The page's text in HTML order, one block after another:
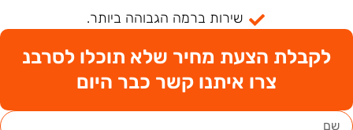
שירות ברמה הגבוהה ביותר.
לקבלת הצעת מחיר שלא תוכלו לסרבנ
צרו איתנו קשר כבר היום